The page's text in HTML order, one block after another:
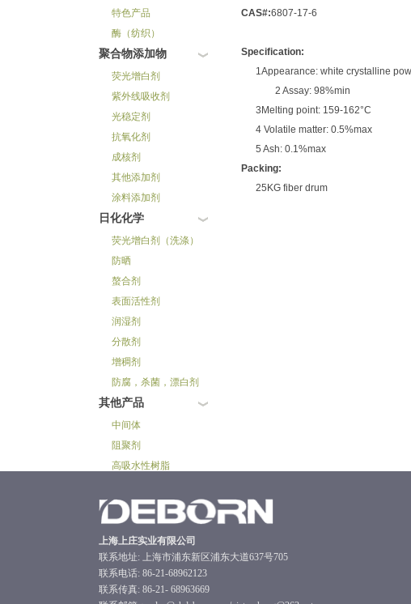
特色产品
酶（纺织）
聚合物添加物
荧光增白剂
紫外线吸收剂
光稳定剂
抗氧化剂
成核剂
其他添加剂
涂料添加剂
日化化学
荧光增白剂（洗涤）
防晒
螯合剂
表面活性剂
润湿剂
分散剂
增稠剂
防腐，杀菌，漂白剂
其他产品
中间体
阻聚剂
高吸水性树脂
CAS#:6807-17-6
Specification:
1Appearance: white crystalline
2 Assay: 98%min
3Melting point: 159-162°C
4 Volatile matter: 0.5%max
5 Ash: 0.1%max
Packing:
25KG fiber drum
上海上庄实业有限公司
联系地址: 上海市浦东新区浦东大道637号705
联系电话: 86-21-68962123
联系传真: 86-21- 68963669